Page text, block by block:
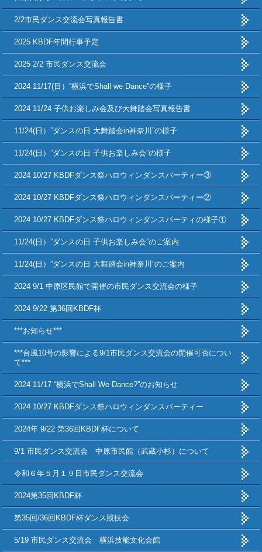
2/2市民ダンス交流会写真報告書
2025 KBDF年間行事予定
2025 2/2 市民ダンス交流会
2024 11/17(日）”横浜でShall we Dance”の様子
2024 11/24 子供お楽しみ会及び大舞踏会写真報告書
11/24(日）”ダンスの日 大舞踏会in神奈川”の様子
11/24(日）”ダンスの日 子供お楽しみ会”の様子
2024 10/27 KBDFダンス祭ハロウィンダンスパーティー③
2024 10/27 KBDFダンス祭ハロウィンダンスパーティー②
2024 10/27 KBDFダンス祭ハロウィンダンスパーティの様子①
11/24(日）”ダンスの日 子供お楽しみ会”のご案内
11/24(日）”ダンスの日 大舞踏会in神奈川”のご案内
2024 9/1 中原区民館で開催の市民ダンス交流会の様子
2024 9/22 第36回KBDF杯
***お知らせ***
***台風10号の影響による9/1市民ダンス交流会の開催可否につい
て***
2024 11/17 “横浜でShall We Dance?”のお知らせ
2024 10/27 KBDFダンス祭ハロウィンダンスパーティー
2024年 9/22 第36回KBDF杯について
9/1 市民ダンス交流会 中原市民館（武蔵小杉）について
令和６年５月１９日市民ダンス交流会
2024第35回KBDF杯
第35回/36回KBDF杯ダンス競技会
5/19 市民ダンス交流会 横浜技能文化会館